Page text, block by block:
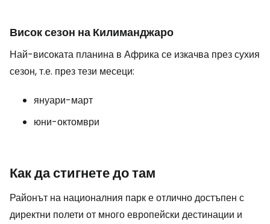
Висок сезон на Килиманджаро
Най-високата планина в Африка се изкачва през сухия
сезон, т.е. през тези месеци:
януари-март
юни-октомври
Как да стигнете до там
Районът на националния парк е отлично достъпен с
директни полети от много европейски дестинации и